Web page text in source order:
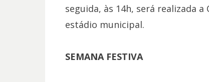
seguida, às 14h, será realizada
estádio municipal.
SEMANA FESTIVA